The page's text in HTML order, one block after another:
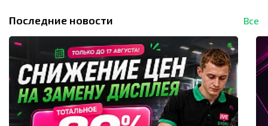
Последние новости Все